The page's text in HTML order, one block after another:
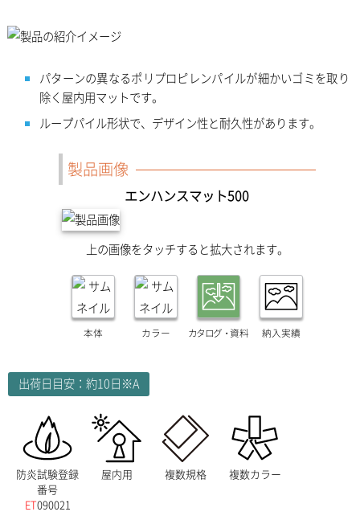
パターンの異なるポリプロピレンパイルが細かいゴミを取り
除く屋内用マットです。
ループパイル形状で、デザイン性と耐久性があります。
製品画像
エンハンスマット500
上の画像をタッチすると拡大されます。
本体 カラー カタログ・資料 納入実績
出荷日目安：約10日※A
防炎試験登録
番号
ET090021
屋内用 複数規格 複数カラー